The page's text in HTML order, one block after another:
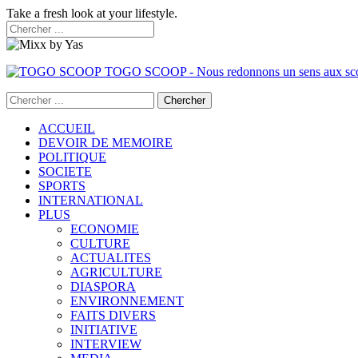
Take a fresh look at your lifestyle.
TOGO SCOOP - Nous redonnons un sens aux
ACCUEIL
DEVOIR DE MEMOIRE
POLITIQUE
SOCIETE
SPORTS
INTERNATIONAL
PLUS
ECONOMIE
CULTURE
ACTUALITES
AGRICULTURE
DIASPORA
ENVIRONNEMENT
FAITS DIVERS
INITIATIVE
INTERVIEW